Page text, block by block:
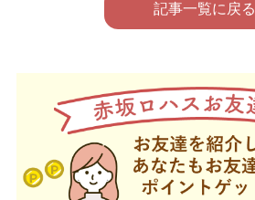
記事一覧に戻る